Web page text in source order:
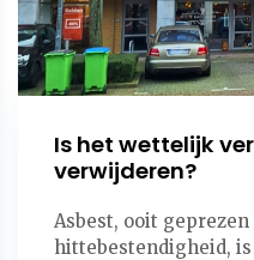
Is het wettelijk
verwijderen?
Asbest, ooit
hittebestendigheid,